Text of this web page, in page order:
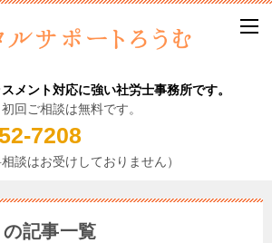
メント対応に強い社労士事務所です。
回ご相談は無料です。
7208
談はお受けしておりません）
の記事一覧